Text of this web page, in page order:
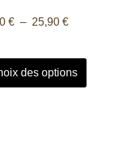
€ – 25,90 €
des options